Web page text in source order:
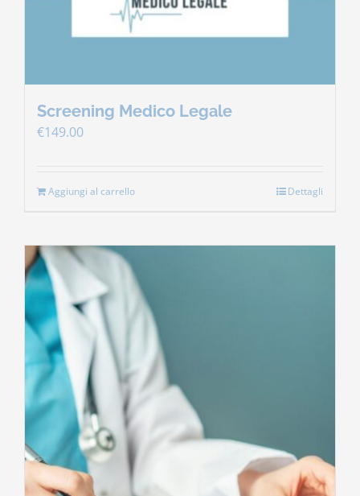
Screening Medico Legale
€149.00
Aggiungi al carrello Dettagli